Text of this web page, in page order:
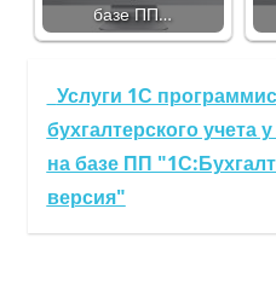
базе ПП…
Услуги 1С
бухгалтерского учета
на базе ПП
версия"